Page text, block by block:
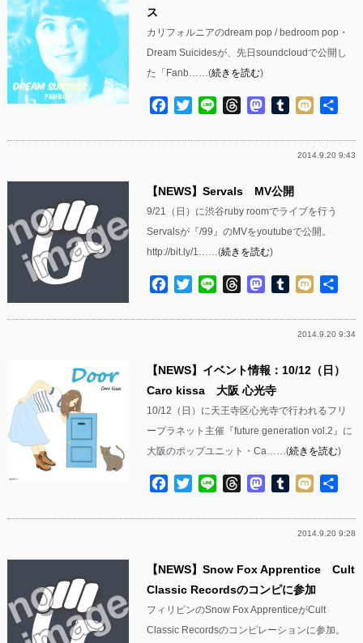
ス
カリフォルニアのdream pop / bedroom pop・
Dream Suicidesが、先日soundcloudで公開し
た「Fanb……(続きを読む)
Facebook
TwitterLine ThreadsMastodon
Tumblr
Mixi
2014.9.20 9:43
【NEWS】Servals MV公開
9/21（日）に渋谷ruby roomでライブを行う
Servalsが『/99』のMVをyoutubeで公開。
http://bit.ly/1……(続きを読む)
Facebook
TwitterLine ThreadsMastodon
Tumblr
Mixi
2014.9.20 9:34
【NEWS】イベント情報：10/12（日）
Caro kissa 大阪 心光寺
10/12（日）に天王寺区心光寺で行われるフリ
ープラネット主催『future generation vol.2』に
大阪のポップユニット・Ca……(続きを読む)
Facebook
TwitterLine ThreadsMastodon
Tumblr
Mixi
2014.9.20 9:28
【NEWS】Snow Fox Apprentice Cult
Classic Recordsのコンピに参加
フィリピンのSnow Fox ApprenticeがCult
Classic Recordsのコンピレーションに参加。